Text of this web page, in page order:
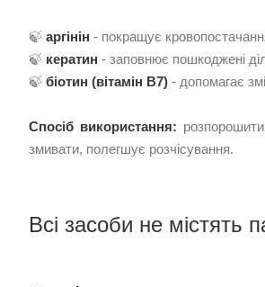
🍃 аргінін - покращує
🍃 кератин - заповнює пошкоджені
🍃 біотин (вітамін В7) - допомагає
Спосіб використання:
змивати, полегшує розчісування.
Всі засоби не містять